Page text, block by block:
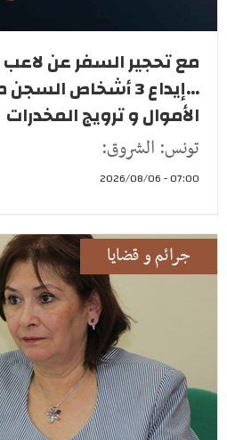
مع تحجير السفر عن
...إيداع 3 أشخاص
الأموال و ترويج المخدرات
تونس: الشروق:
07:00 - 2026/08/06
جرائم و قضايا